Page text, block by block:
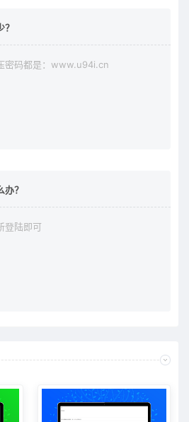
密码都是：www.u94i.cn
？
登陆即可